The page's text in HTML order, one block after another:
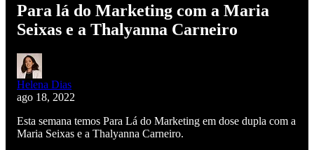
Para lá do Marketing com a Maria
Seixas e a Thalyanna Carneiro
Helena Dias
ago 18, 2022
Esta semana temos Para Lá do Marketing em dose dupla com a
Maria Seixas e a Thalyanna Carneiro.